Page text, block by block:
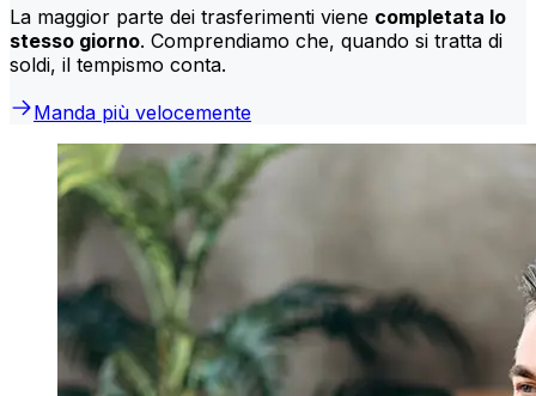
La maggior parte dei trasferimenti viene completata lo
stesso giorno. Comprendiamo che, quando si tratta di
soldi, il tempismo conta.
Manda più velocemente